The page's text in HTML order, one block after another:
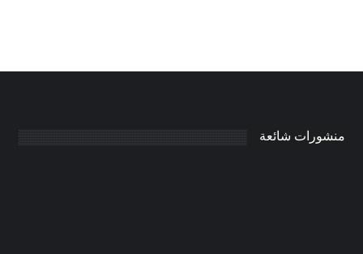
منشورات شائعة